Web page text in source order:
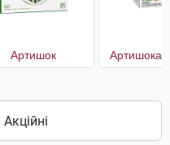
Артишок Артишока